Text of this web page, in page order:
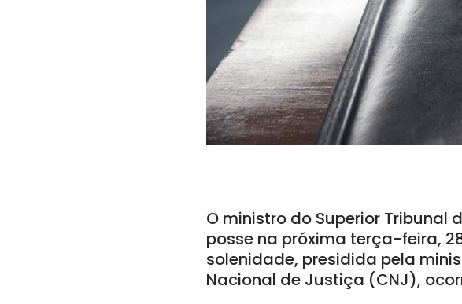
O ministro do Superior
posse na próxima terça-feira,
solenidade, presidida pela
Nacional de Justiça (CNJ),